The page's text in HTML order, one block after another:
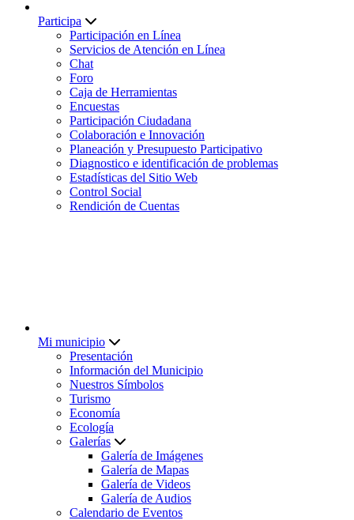
Participa
Participación en Línea
Servicios de Atención en Línea
Chat
Foro
Caja de Herramientas
Encuestas
Participación Ciudadana
Colaboración e Innovación
Planeación y Presupuesto Participativo
Diagnostico e identificación de problemas
Estadísticas del Sitio Web
Control Social
Rendición de Cuentas
Mi municipio
Presentación
Información del Municipio
Nuestros Símbolos
Turismo
Economía
Ecología
Galerías
Galería de Imágenes
Galería de Mapas
Galería de Videos
Galería de Audios
Calendario de Eventos